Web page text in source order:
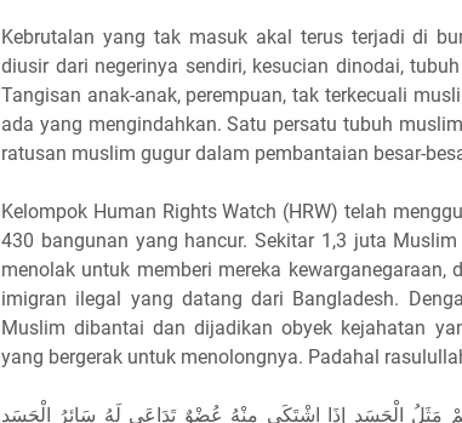
Kebrutalan yang tak masuk akal terus terjadi di
diusir dari negerinya sendiri, kesucian dinodai,
Tangisan anak-anak, perempuan, tak terkecuali
ada yang mengindahkan. Satu persatu tubuh
ratusan muslim gugur dalam pembantaian besar-
Kelompok Human Rights Watch (HRW) telah
430 bangunan yang hancur. Sekitar 1,3 juta
menolak untuk memberi mereka kewarganegaraan,
imigran ilegal yang datang dari Bangladesh.
Muslim dibantai dan dijadikan obyek kejahatan
yang bergerak untuk menolongnya. Padahal
مَثَلُ الْجَسَدِ إِذَا اشْتَكَى مِنْهُ عُضْوٌ تَدَاعَى لَهُ سَائِرُ الْجَسَدِ